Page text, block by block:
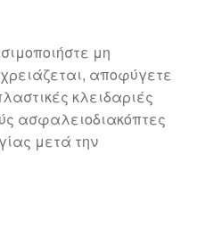
μη
αποφύγετε
κλειδαριές
ασφαλειοδιακόπτες
μετά την